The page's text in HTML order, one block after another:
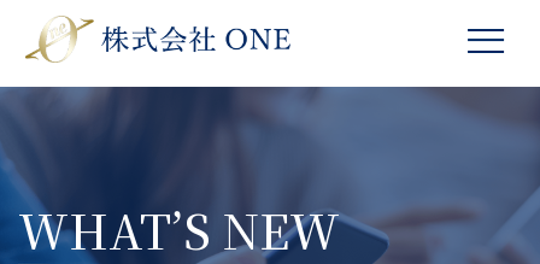
WHAT’S NEW